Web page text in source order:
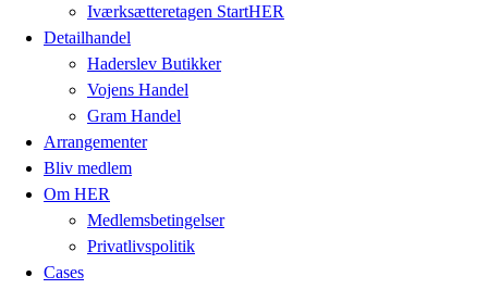
Iværksætteretagen StartHER
Detailhandel
Haderslev Butikker
Vojens Handel
Gram Handel
Arrangementer
Bliv medlem
Om HER
Medlemsbetingelser
Privatlivspolitik
Cases